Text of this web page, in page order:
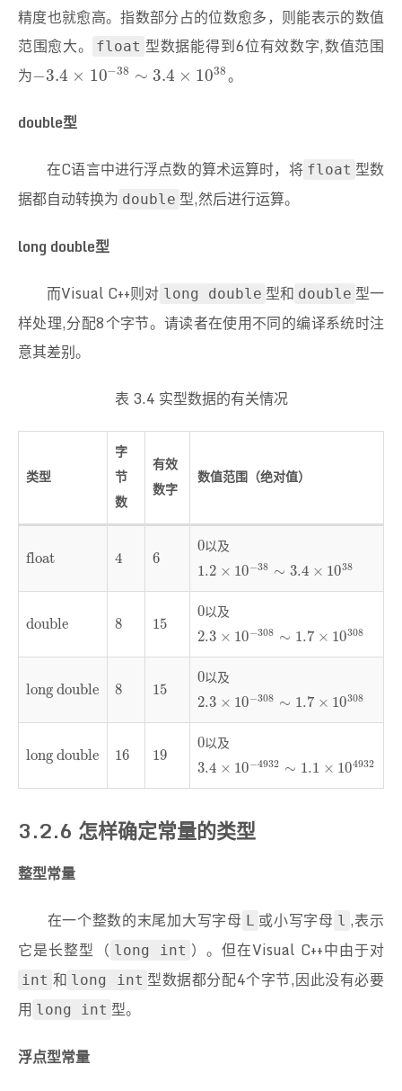
精度也就愈高。指数部分占的位数愈多，则能表示的数值
范围愈大。
float 型数据能得到6位有效数字,数值范围
为−3.4 × 10−38 ∼ 3.4 × 1038
−3.4× 10 −38∼3.4× 1038
。
double型
在C语言中进行浮点数的算术运算时，将 float 型数
据都自动转换为 double 型,然后进行运算。
long double型
而Visual C++则对 long double 型和 double 型一
样处理,分配8个字节。请读者在使用不同的编译系统时注
意其差别。
表 3.4 实型数据的有关情况
类型
字
节
数
有效
数字
数值范围（绝对值）
float
float 4
4 6
6
0
0以及
1.2 × 10−38 ∼ 3.4 × 1038
1.2 ×10−38∼ 3.4×10 38
double
double 8
8 15
15
0
0以及
2.3 × 10−308 ∼ 1.7 × 10308
2.3 ×10−308∼ 1.7×10308
long double
long double 8
8 15
15
0
0以及
2.3 × 10−308 ∼ 1.7 × 10308
2.3 ×10−308∼ 1.7×10308
long double
long double 16
16 19
19
0
0以及
3.4 × 10−4932 ∼ 1.1 × 104932
3.4 ×10−4932∼1.1×104932
3.2.6 怎样确定常量的类型
整型常量
在一个整数的末尾加大写字母 L 或小写字母 l ,表示
它是长整型（ long int ）。但在Visual C++中由于对
int 和 long int 型数据都分配4个字节,因此没有必要
用 long int 型。
浮点型常量